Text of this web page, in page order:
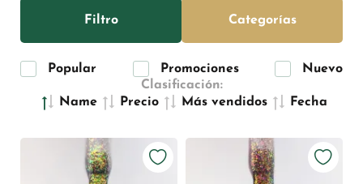
Popular Promociones
Nuevo
Clasificación:
Name
Precio Más vendidos Fecha
Filtro Categorías